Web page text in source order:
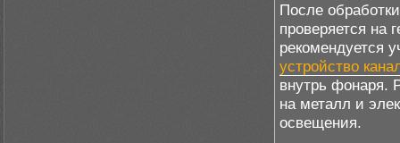
После
проверяется на
рекомендуется
устройство
внутрь фонаря.
на металл и
освещения.